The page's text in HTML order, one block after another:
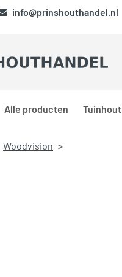
info@prinshouthandel.nl
Alle producten Tuinhout
Woodvision